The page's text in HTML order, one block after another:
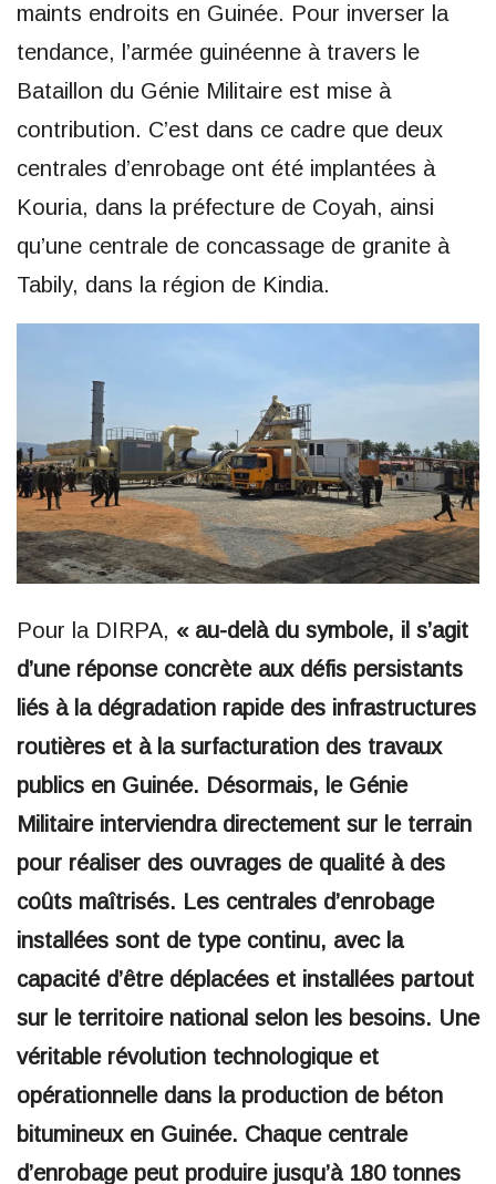
maints endroits en Guinée. Pour inverser la
tendance, l’armée guinéenne à travers le
Bataillon du Génie Militaire est mise à
contribution. C’est dans ce cadre que deux
centrales d’enrobage ont été implantées à
Kouria, dans la préfecture de Coyah, ainsi
qu’une centrale de concassage de granite à
Tabily, dans la région de Kindia.
Pour la DIRPA, « au-delà du symbole, il s’agit
d’une réponse concrète aux défis persistants
liés à la dégradation rapide des infrastructures
routières et à la surfacturation des travaux
publics en Guinée. Désormais, le Génie
Militaire interviendra directement sur le terrain
pour réaliser des ouvrages de qualité à des
coûts maîtrisés. Les centrales d’enrobage
installées sont de type continu, avec la
capacité d’être déplacées et installées partout
sur le territoire national selon les besoins. Une
véritable révolution technologique et
opérationnelle dans la production de béton
bitumineux en Guinée. Chaque centrale
d’enrobage peut produire jusqu’à 180 tonnes